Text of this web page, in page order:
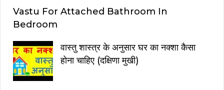
Vastu For Attached Bathroom In
Bedroom
वास्तु शास्त्र के अनुसार घर का नक्शा कैसा
होना चाहिए (दक्षिणा मुखी)